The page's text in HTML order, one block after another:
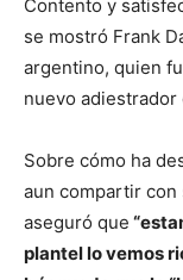
Contento y
se mostró Frank
argentino, quien
nuevo adiestrador
Sobre cómo ha
aun compartir con
aseguró que
plantel lo vemos